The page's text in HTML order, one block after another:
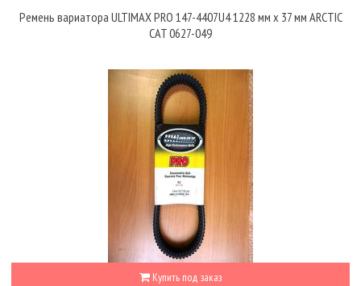
Ремень вариатора ULTIMAX PRO 147-4407U4 1228 мм x 37 мм ARCTIC
CAT 0627-049
Купить под заказ